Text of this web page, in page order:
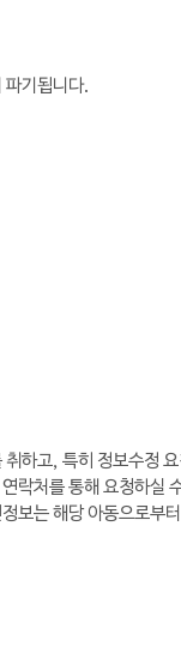
파기됩니다.
하고, 특히 정보수정
락처를 통해 요청하실
보는 해당 아동으로부